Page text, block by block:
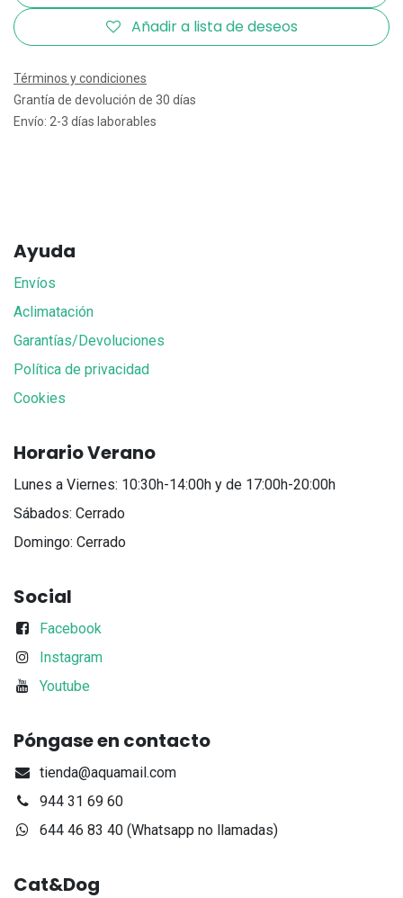
Añadir a lista de deseos
Términos y condiciones
Grantía de devolución de 30 días
Envío: 2-3 días laborables
Ayuda
Envíos
Aclimatación
Garantías/Devoluciones
Política de privacidad
Cookies
Horario Verano
Lunes a Viernes: 10:30h-14:00h y de 17:00h-20:00h
Sábados: Cerrado
Domingo: Cerrado
Social
Facebook
Instagram
Youtube
Póngase en contacto
tienda@aquamail.com
944 31 69 60
644 46 83 40 (Whatsapp no llamadas)
Cat&Dog